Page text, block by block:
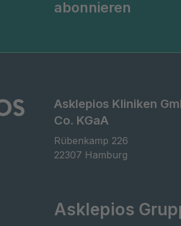
abonnieren
Asklepios Kliniken
Co. KGaA
Rübenkamp 226
22307 Hamburg
Asklepios